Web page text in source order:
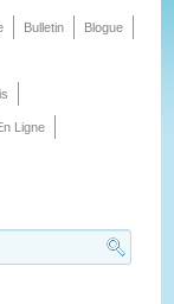
Bulletin Blogue
Ligne